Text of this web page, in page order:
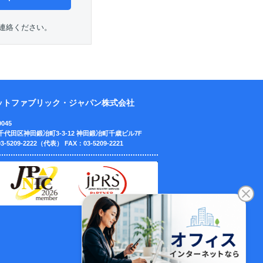
ください。
トファブリック・ジャパン株式会社
代田区神田鍛冶町3-3-12神田鍛冶町千歳ビル7F
5209-2222（代表）FAX：03-5209-2221